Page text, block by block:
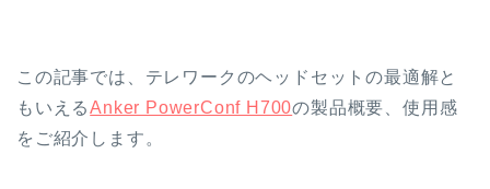
この記事では、テレワークのヘッドセットの最適解と
もいえるAnker PowerConf H700の製品概要、使用感
をご紹介します。